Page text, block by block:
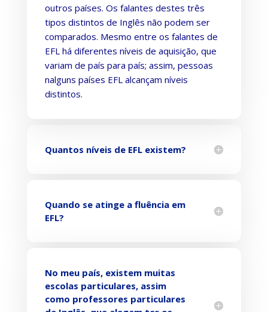
outros países. Os falantes destes três
tipos distintos de Inglês não podem ser
comparados. Mesmo entre os falantes de
EFL há diferentes níveis de aquisição, que
variam de país para país; assim, pessoas
nalguns países EFL alcançam níveis
distintos.
Quantos níveis de EFL existem?
Quando se atinge a fluência em
EFL?
No meu país, existem muitas
escolas particulares, assim
como professores particulares